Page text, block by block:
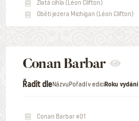
Zlatá cihla (Léon Clifton)
Oběti jezera Michigan (Léon Clifton)
Conan Barbar
Řadit dleNázvuPořadí v ediciRoku vydání
Conan Barbar #01